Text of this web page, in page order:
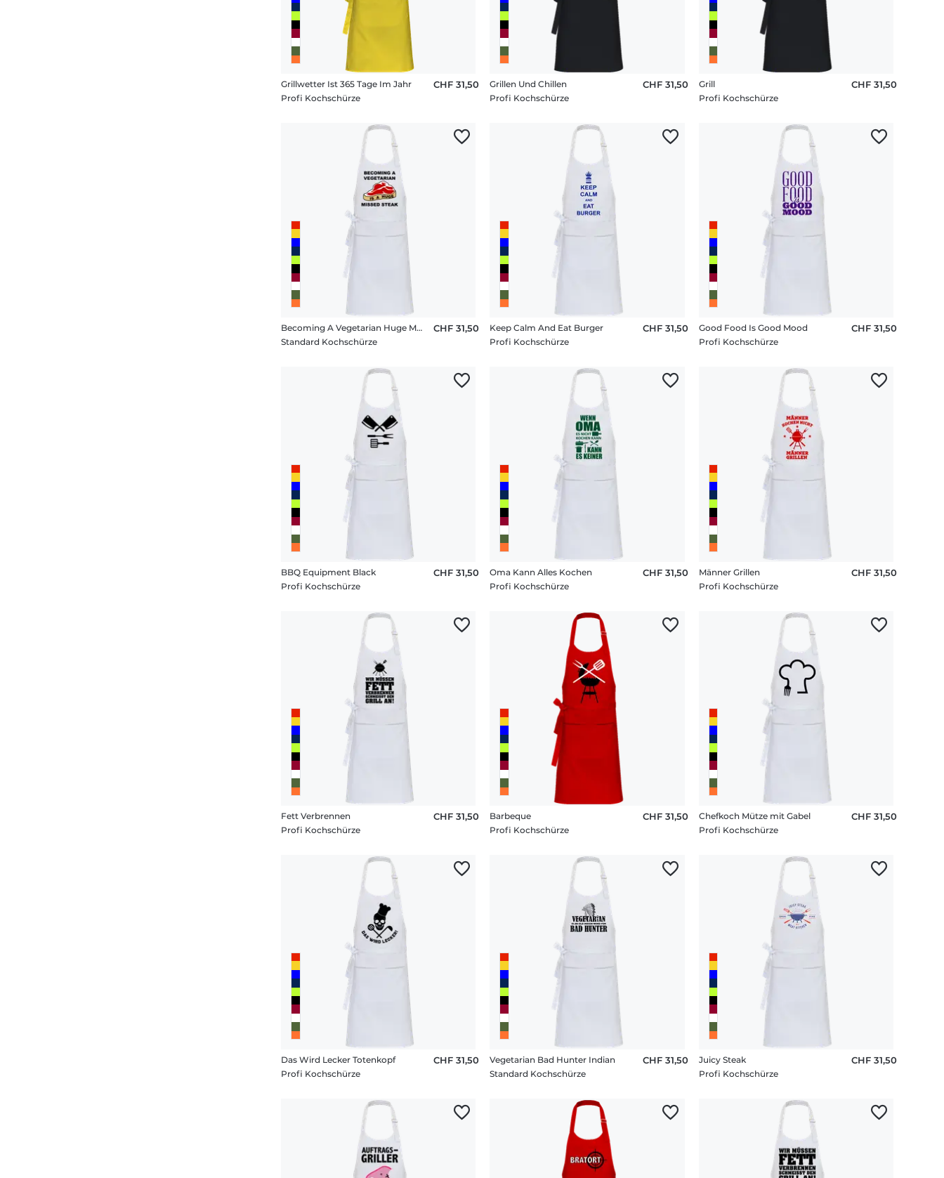
Grillwetter Ist 365 Tage Im Jahr
Profi Kochschürze
CHF 31,50
Grillen Und Chillen
Profi Kochschürze
CHF 31,50
Grill
Profi Kochschürze
CHF 31,50
Becoming A Vegetarian Huge Missed Steak
Standard Kochschürze
CHF 31,50
Keep Calm And Eat Burger
Profi Kochschürze
CHF 31,50
Good Food Is Good Mood
Profi Kochschürze
CHF 31,50
BBQ Equipment Black
Profi Kochschürze
CHF 31,50
Oma Kann Alles Kochen
Profi Kochschürze
CHF 31,50
Männer Grillen
Profi Kochschürze
CHF 31,50
Fett Verbrennen
Profi Kochschürze
CHF 31,50
Barbeque
Profi Kochschürze
CHF 31,50
Chefkoch Mütze mit Gabel
Profi Kochschürze
CHF 31,50
Das Wird Lecker Totenkopf
Profi Kochschürze
CHF 31,50
Vegetarian Bad Hunter Indian
Standard Kochschürze
CHF 31,50
Juicy Steak
Profi Kochschürze
CHF 31,50